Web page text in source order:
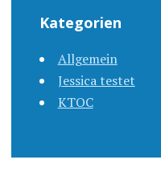
Kategorien
Allgemein
Jessica testet
KTOC